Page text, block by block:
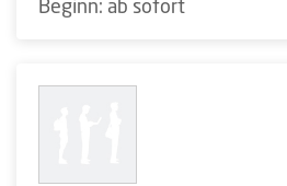
Beginn: ab sofort